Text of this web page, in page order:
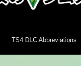
TS4 DLC Abbreviations